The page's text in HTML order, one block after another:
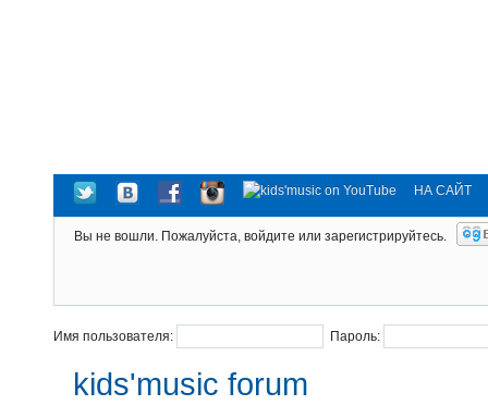
НА САЙТ
Вы не вошли. Пожалуйста, войдите или зарегистрируйтесь.
Имя пользователя: Пароль:
kids'music forum